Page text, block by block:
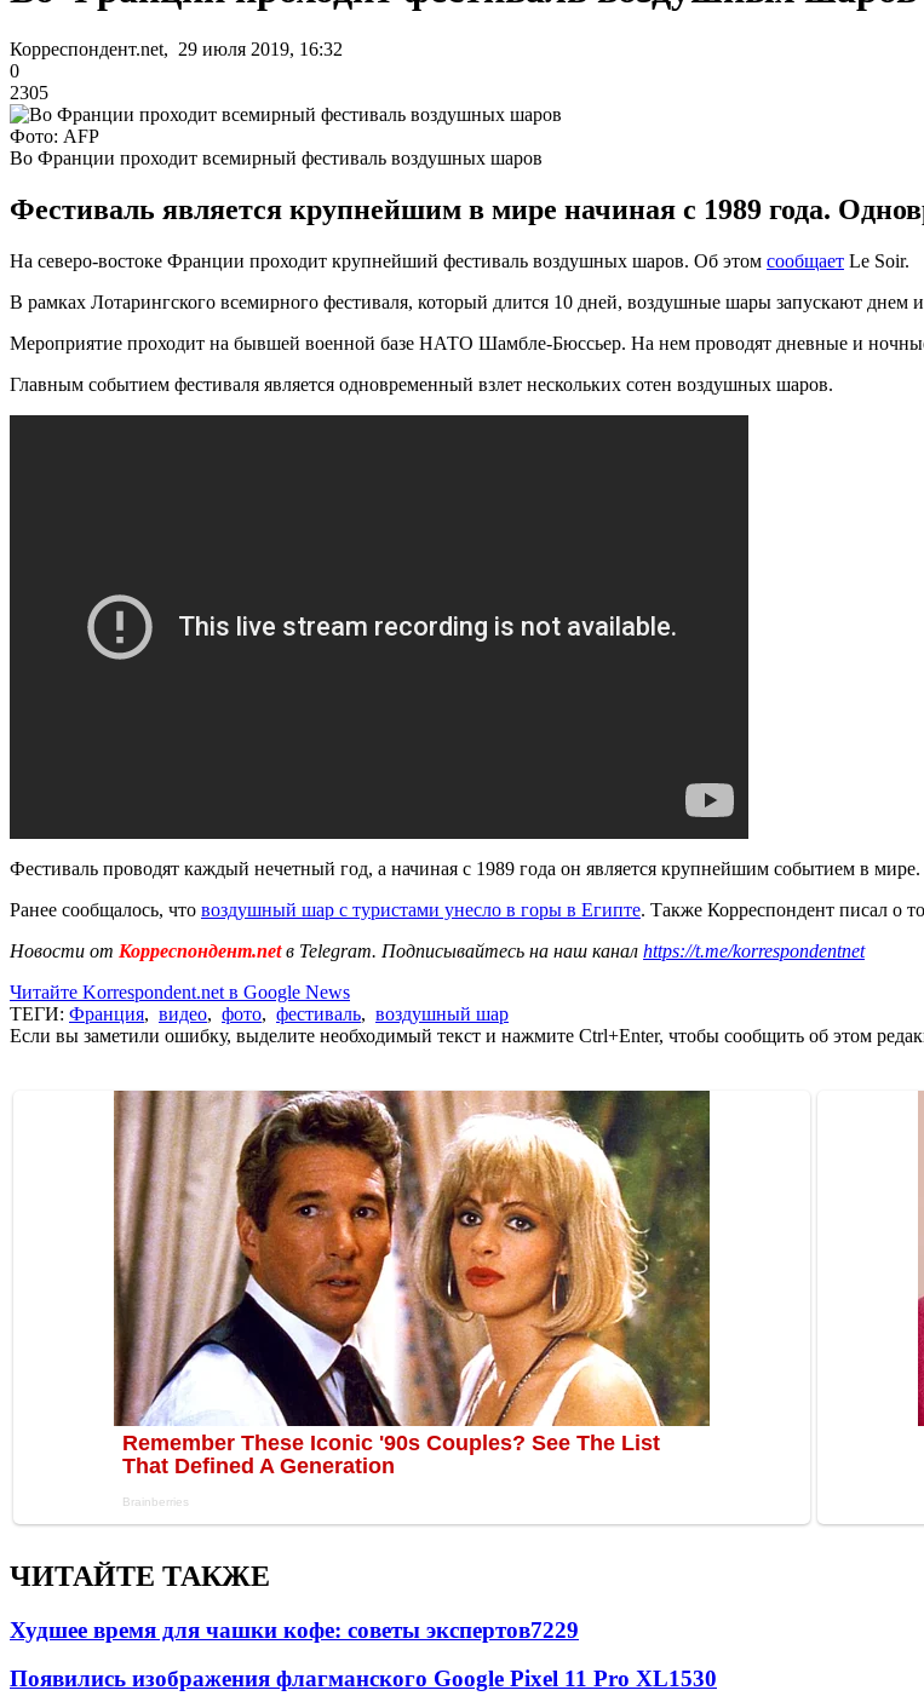
Корреспондент.net, 29 июля 2019, 16:32
0
2305
Фото: AFP
Во Франции проходит всемирный фестиваль воздушных шаров
Фестиваль является крупнейшим в мире начиная с 1989 года.
На северо-востоке Франции проходит крупнейший фестиваль воздушных шаров. Об этом сообщает Le Soir.
В рамках Лотарингского всемирного фестиваля, который длится 10 дней, воздушные шары запускают днем
Мероприятие проходит на бывшей военной базе НАТО Шамбле-Бюссьер. На нем проводят дневные и
Главным событием фестиваля является одновременный взлет нескольких сотен воздушных шаров.
Фестиваль проводят каждый нечетный год, а начиная с 1989 года он является крупнейшим событием в мире.
Ранее сообщалось, что воздушный шар с туристами унесло в горы в Египте. Также Корреспондент писал о
Новости от Корреспондент.netв Telegram. Подписывайтесь на наш канал https://t.me/korrespondentnet
Читайте Korrespondent.net в Google News
ТЕГИ: Франция, видео, фото, фестиваль, воздушный шар
Если вы заметили ошибку, выделите необходимый текст и нажмите Ctrl+Enter, чтобы сообщить об этом
ЧИТАЙТЕ ТАКЖЕ
Худшее время для чашки кофе: советы экспертов7229
Появились изображения флагманского Google Pixel 11 Pro XL1530